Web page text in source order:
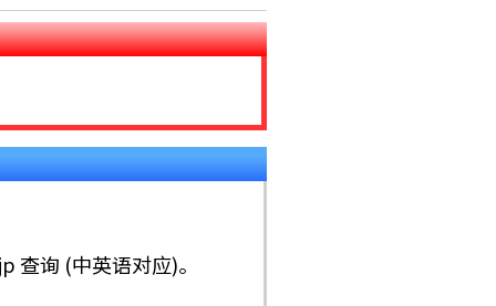
询 (中英语对应)。